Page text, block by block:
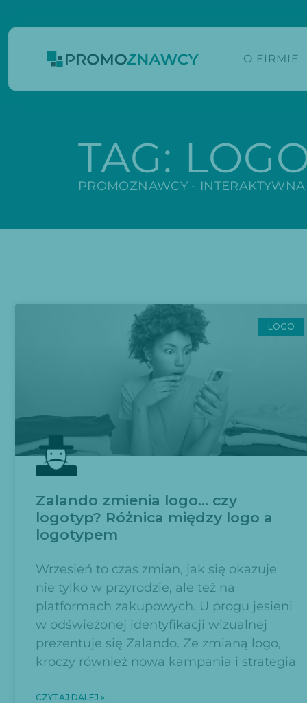
O FIRMIE
TAG:
PROMOZNAWCY -
LOGO
Zalando zmienia logo… czy
logotyp? Różnica między logo a
logotypem
Wrzesień to czas zmian, jak się okazuje
nie tylko w przyrodzie, ale też na
platformach zakupowych. U progu jesieni
w odświeżonej identyfikacji wizualnej
prezentuje się Zalando. Ze zmianą logo,
kroczy również nowa kampania i strategia
CZYTAJ DALEJ »